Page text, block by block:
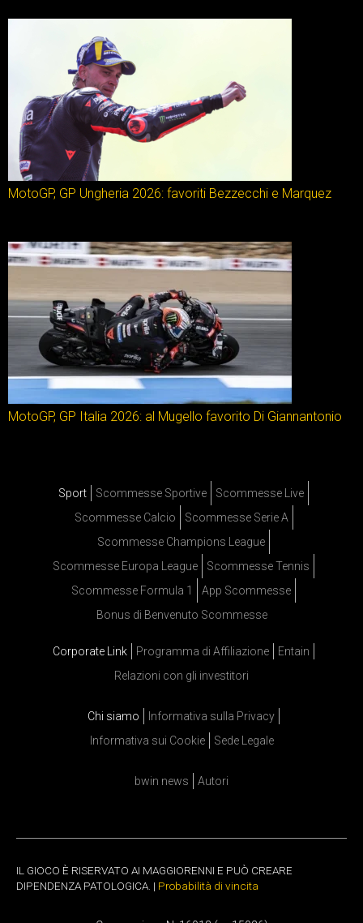
MotoGP, GP Ungheria 2026: favoriti Bezzecchi e Marquez
MotoGP, GP Italia 2026: al Mugello favorito Di Giannantonio
Sport Scommesse Sportive
Scommesse Live
Scommesse Calcio
Scommesse Serie A
Scommesse Champions League
Scommesse Europa League
Scommesse Tennis
Scommesse Formula 1
App Scommesse
Bonus di Benvenuto Scommesse
Corporate Link Programma di Affiliazione
Entain
Relazioni con gli investitori
Chi siamo
Informativa sulla Privacy
Informativa sui Cookie
Sede Legale
bwin news Autori
IL GIOCO È RISERVATO AI MAGGIORENNI E PUÒ CREARE
DIPENDENZA PATOLOGICA. | Probabilità di vincita